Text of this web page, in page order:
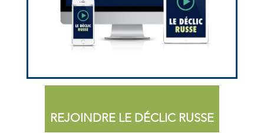
REJOINDRE LE DÉCLIC RUSSE